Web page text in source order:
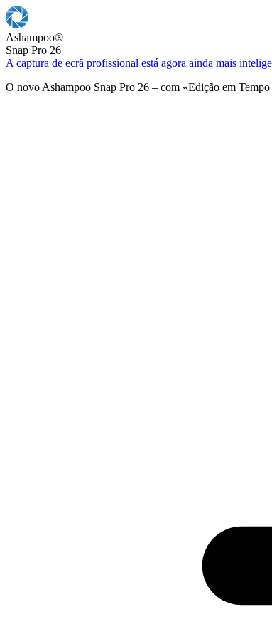
Ashampoo®
Snap Pro 26
A captura de ecrã profissional está agora ainda mais
O novo Ashampoo Snap Pro 26 – com «Edição em